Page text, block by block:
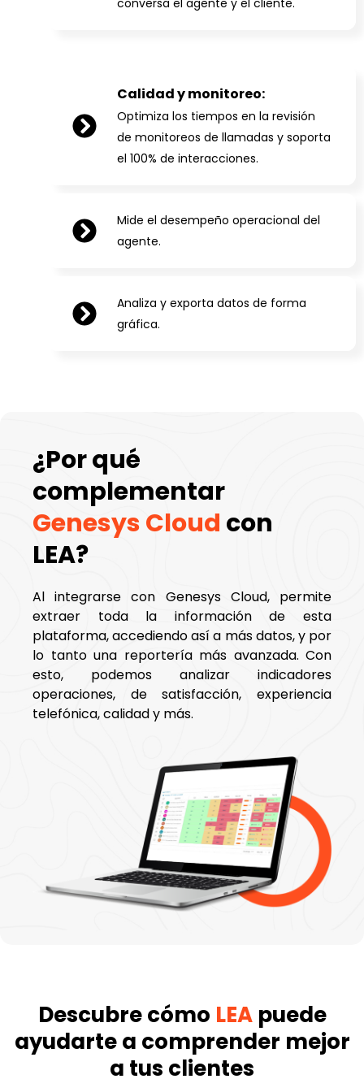
Calidad y monitoreo:
Optimiza los tiempos en la revisión
de monitoreos de llamadas y soporta
el 100% de interacciones.
Mide el desempeño operacional del
agente.
Analiza y exporta datos de forma
gráfica.
¿Por qué
complementar
Genesys Cloud con
LEA?
Al integrarse con Genesys Cloud, permite
extraer toda la información de esta
plataforma, accediendo así a más datos, y por
lo tanto una reportería más avanzada. Con
esto, podemos analizar indicadores
operaciones, de satisfacción, experiencia
telefónica, calidad y más.
Descubre cómo LEApuede
ayudarte a comprender mejor
a tus clientes